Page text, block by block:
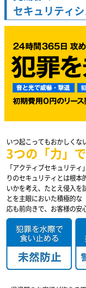
セキュリティ
いつ起こってもおかしくな
3つの「力」
「アクティブセキュリテ
りのセキュリティとは根
いかを考え、たとえ侵入を
とを主眼においた積極的
応も前向きで、お客様の安